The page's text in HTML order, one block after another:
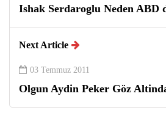
Ishak Serdaroglu Neden ABD
Next Article
03 Temmuz 2011
Olgun Aydin Peker Göz